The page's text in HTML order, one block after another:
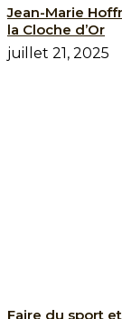
Jean-Marie
la Cloche d’Or
juillet 21, 2025
Faire du sport et